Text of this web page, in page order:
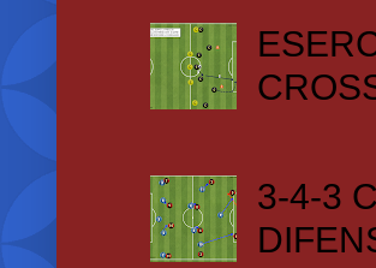
3-4-3